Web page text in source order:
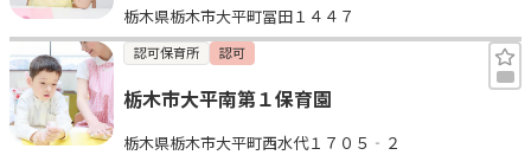
栃木県栃木市大平町冨田１４４７
認可保育所 認可
栃木市大平南第１保育園
栃木県栃木市大平町西水代１７０５‐２